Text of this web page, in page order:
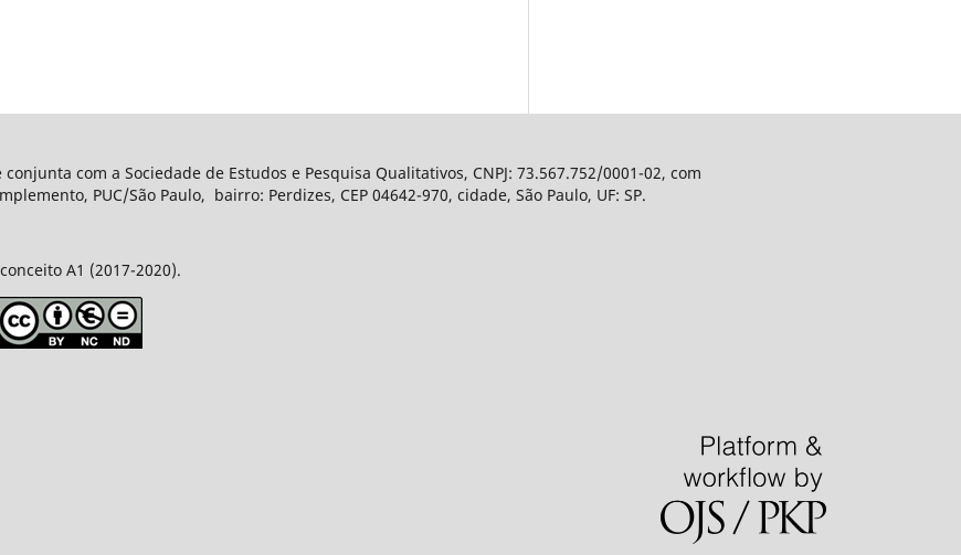
com a Sociedade de Estudos e Pesquisa Qualitativos, CNPJ: 73.567.752/0001-02, com
PUC/São Paulo, bairro: Perdizes, CEP 04642-970, cidade, São Paulo, UF: SP.
A1 (2017-2020).